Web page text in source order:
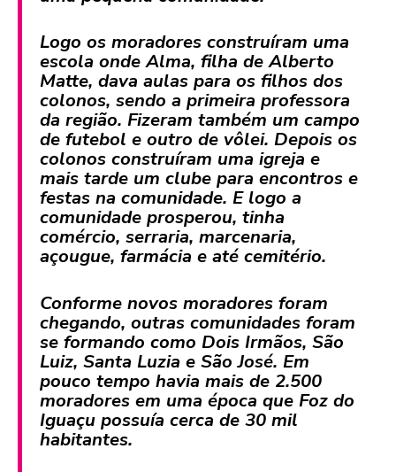
Logo os moradores construíram uma
escola onde Alma, filha de Alberto
Matte, dava aulas para os filhos dos
colonos, sendo a primeira professora
da região. Fizeram também um campo
de futebol e outro de vôlei. Depois os
colonos construíram uma igreja e
mais tarde um clube para encontros e
festas na comunidade. E logo a
comunidade prosperou, tinha
comércio, serraria, marcenaria,
açougue, farmácia e até cemitério.
Conforme novos moradores foram
chegando, outras comunidades foram
se formando como Dois Irmãos, São
Luiz, Santa Luzia e São José. Em
pouco tempo havia mais de 2.500
moradores em uma época que Foz do
Iguaçu possuía cerca de 30 mil
habitantes.